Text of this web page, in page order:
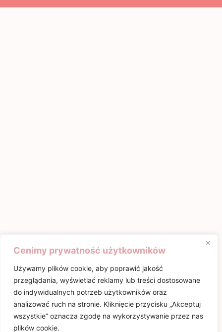
Cenimy prywatność użytkowników
Używamy plików cookie, aby poprawić jakość
przeglądania, wyświetlać reklamy lub treści dostosowane
do indywidualnych potrzeb użytkowników oraz
analizować ruch na stronie. Kliknięcie przycisku „Akceptuj
wszystkie” oznacza zgodę na wykorzystywanie przez nas
plików cookie.